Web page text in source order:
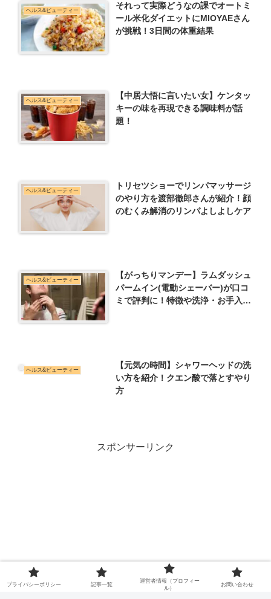
ヘルス&ビューティー
それって実際どうなの課でオートミ
ール米化ダイエットにMIOYAEさん
が挑戦！3日間の体重結果
ヘルス&ビューティー
【中居大悟に言いたい女】ケンタッ
キーの味を再現できる調味料が話
題！
ヘルス&ビューティー
トリセツショーでリンパマッサージ
のやり方を渡部徹郎さんが紹介！顔
のむくみ解消のリンパよしよしケア
ヘルス&ビューティー
【がっちりマンデー】ラムダッシュ
パームイン(電動シェーバー)が口コ
ミで評判に！特徴や洗浄・お手入れ
ヘルス&ビューティー
【元気の時間】シャワーヘッドの洗
い方を紹介！クエン酸で落とすやり
方
スポンサーリンク
プライバシーポリシー 記事一覧
運営者情報（プロフィー
ル）
お問い合わせ